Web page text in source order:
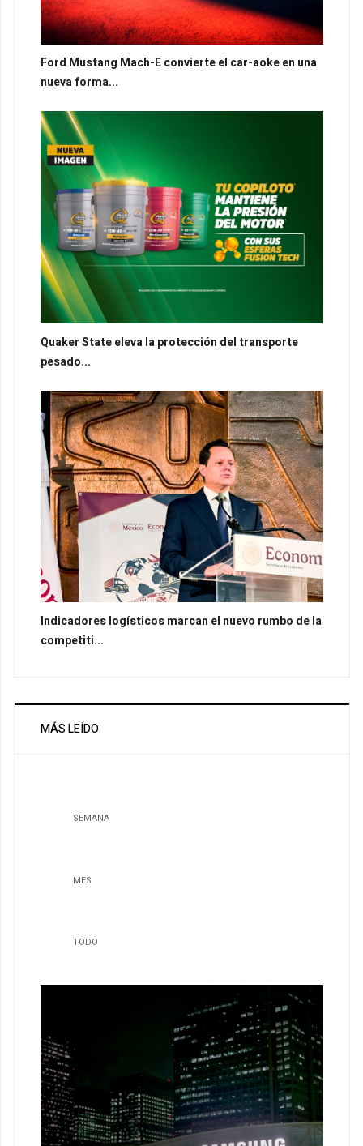
Ford Mustang Mach-E convierte el car-aoke en una
nueva forma...
Quaker State eleva la protección del transporte
pesado...
Indicadores logísticos marcan el nuevo rumbo de la
competiti...
MÁS LEÍDO
SEMANA
MES
TODO